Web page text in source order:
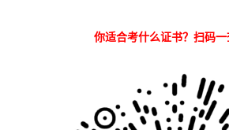
你适合考什么证书？扫码一